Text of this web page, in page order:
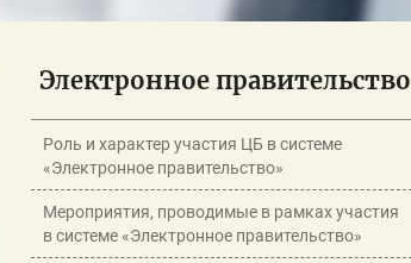
Электронное правительство
Роль и характер участия ЦБ в системе
«Электронное правительство»
Мероприятия, проводимые в рамках участия
в системе «Электронное правительство»